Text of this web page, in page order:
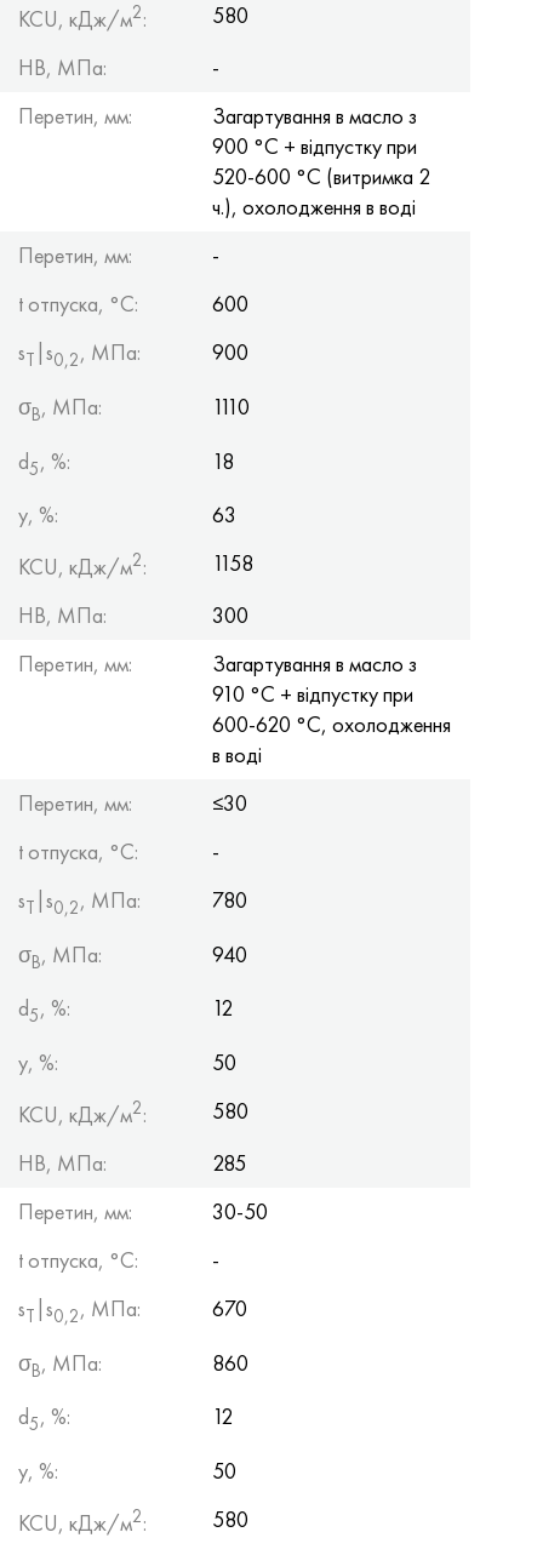
KCU, кДж/м2:
580
HB, МПа:
-
Перетин, мм:
Загартування в масло з
900 °С + відпустку при
520-600 °С (витримка 2
ч.), охолодження в воді
Перетин, мм:
-
t отпуска, °C:
600
sТ |s0,2, МПа:
900
σB, МПа:
1110
d5, %:
18
y, %:
63
KCU, кДж/м2:
1158
HB, МПа:
300
Перетин, мм:
Загартування в масло з
910 °С + відпустку при
600-620 °С, охолодження
в воді
Перетин, мм:
≤30
t отпуска, °C:
-
sТ |s0,2, МПа:
780
σB, МПа:
940
d5, %:
12
y, %:
50
KCU, кДж/м2:
580
HB, МПа:
285
Перетин, мм:
30-50
t отпуска, °C:
-
sТ |s0,2, МПа:
670
σB, МПа:
860
d5, %:
12
y, %:
50
KCU, кДж/м2:
580